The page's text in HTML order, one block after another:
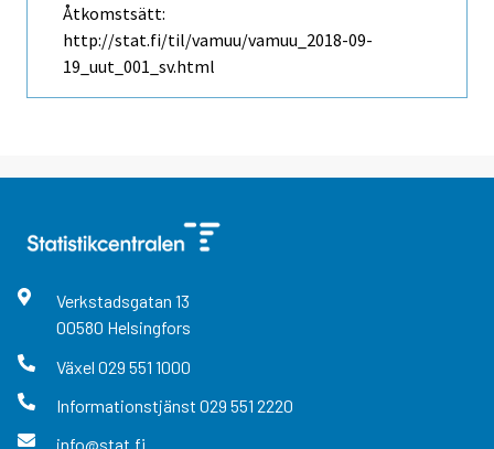
Åtkomstsätt:
http://stat.fi/til/vamuu/vamuu_2018-09-
19_uut_001_sv.html
Verkstadsgatan 13
00580 Helsingfors
Växel 029 551 1000
Informationstjänst 029 551 2220
info@stat.fi